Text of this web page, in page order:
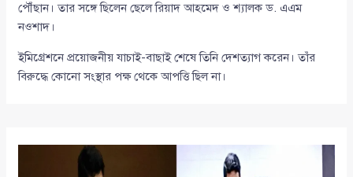
পৌঁছান। তার সঙ্গে ছিলেন ছেলে রিয়াদ আহমেদ ও শ্যালক ড. এএম
নওশাদ।
ইমিগ্রেশনে প্রয়োজনীয় যাচাই-বাছাই শেষে তিনি দেশত্যাগ করেন। তাঁর
বিরুদ্ধে কোনো সংস্থার পক্ষ থেকে আপত্তি ছিল না।